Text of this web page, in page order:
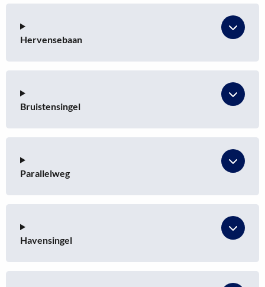
Hervensebaan
Bruistensingel
Parallelweg
Havensingel